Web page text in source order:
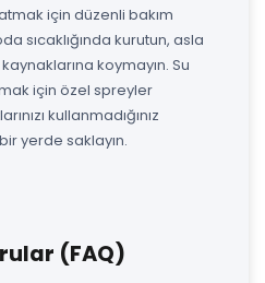
için düzenli bakım
sıcaklığında kurutun, asla
koymayın. Su
için özel spreyler
kullanmadığınız
yerde saklayın.
(FAQ)